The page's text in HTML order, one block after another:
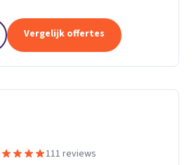
het maar op bijna alles
Vergelijk offertes
111 reviews